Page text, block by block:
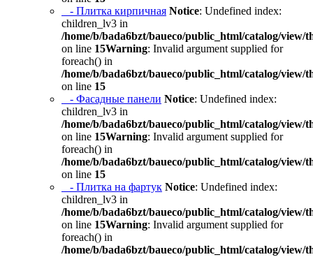
- Плитка кирпичная Notice: Undefined index:
children_lv3 in
/home/b/bada6bzt/baueco/public_html/catalog/view/
on line 15Warning: Invalid argument supplied for
foreach() in
/home/b/bada6bzt/baueco/public_html/catalog/view/
on line 15
- Фасадные панели Notice: Undefined index:
children_lv3 in
/home/b/bada6bzt/baueco/public_html/catalog/view/
on line 15Warning: Invalid argument supplied for
foreach() in
/home/b/bada6bzt/baueco/public_html/catalog/view/
on line 15
- Плитка на фартук Notice: Undefined index:
children_lv3 in
/home/b/bada6bzt/baueco/public_html/catalog/view/
on line 15Warning: Invalid argument supplied for
foreach() in
/home/b/bada6bzt/baueco/public_html/catalog/view/